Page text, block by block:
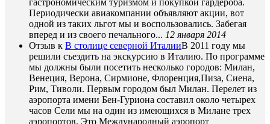
гастрономическим туризмом и покупкой гардероба.
Периодически авиакомпании объявляют акции, вот
одной из таких льгот мы и воспользовались. Забегая
вперед и из своего печального... 12 января 2014
Отзыв к В столице северной ИталииВ 2011 году мы
решили съездить на экскурсию в Италию. По программе
мы должны были посетить несколько городов: Милан,
Венеция, Верона, Сирмионе, Флоренция,Пиза, Сиена,
Рим, Тиволи. Первым городом был Милан. Перелет из
аэропорта имени Бен-Гуриона составил около четырех
часов Сели мы на один из имеющихся в Милане трех
аэропортов. Это Международный аэропорт